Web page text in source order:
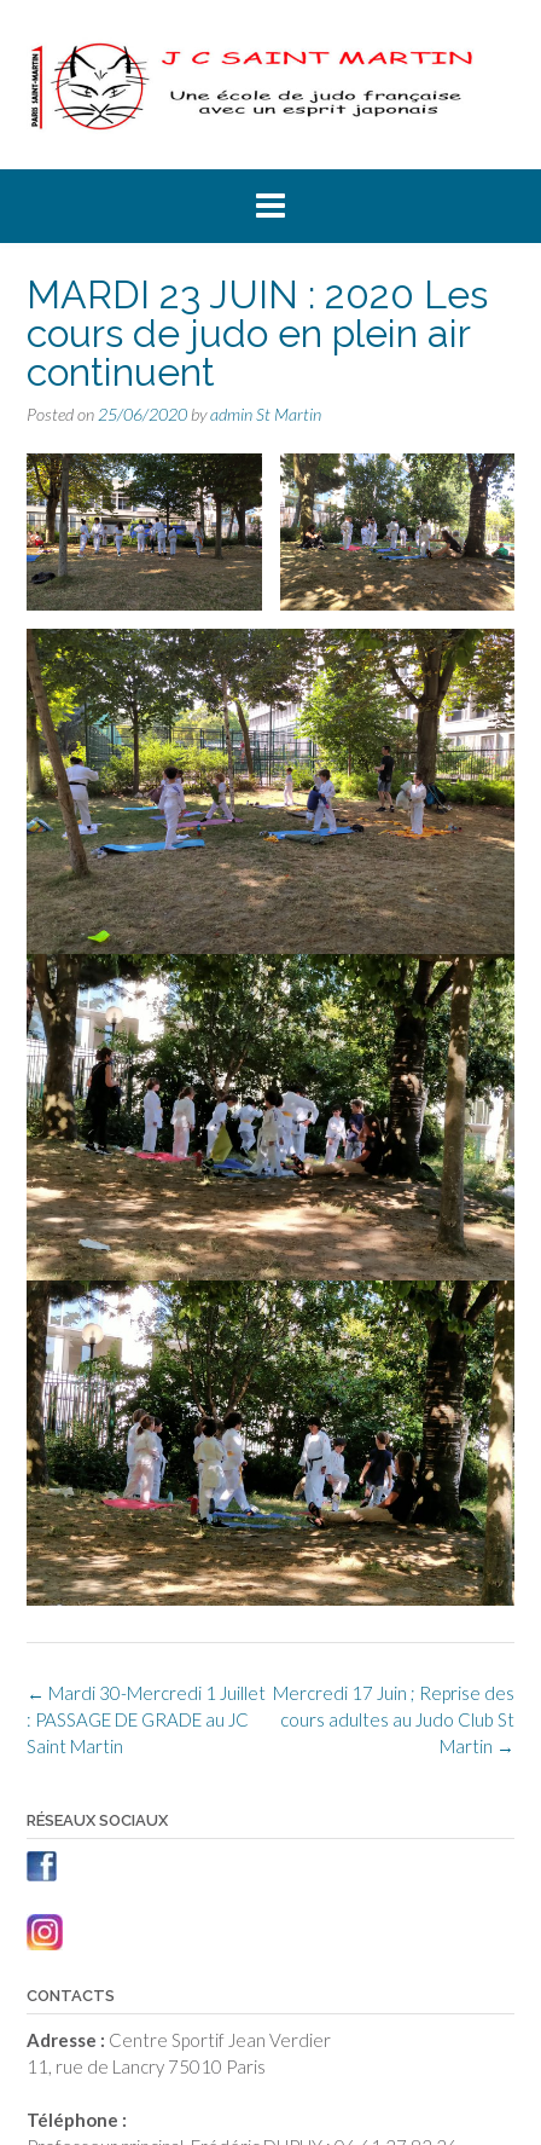
content
MARDI 23 JUIN : 2020 Les
cours de judo en plein air
continuent
Posted on 25/06/2020 byadmin St Martin
Post
navigation
Mercredi 17 Juin ; Reprise des
cours adultes au Judo Club St
Martin →
← Mardi 30-Mercredi 1 Juillet
: PASSAGE DE GRADE au JC
Saint Martin
RÉSEAUX SOCIAUX
CONTACTS
Adresse : Centre Sportif Jean Verdier
11, rue de Lancry 75010 Paris
Téléphone :